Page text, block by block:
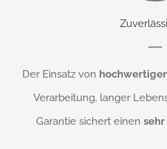
Der Einsatz von
Verarbeitung, langer
Garantie sichert einen